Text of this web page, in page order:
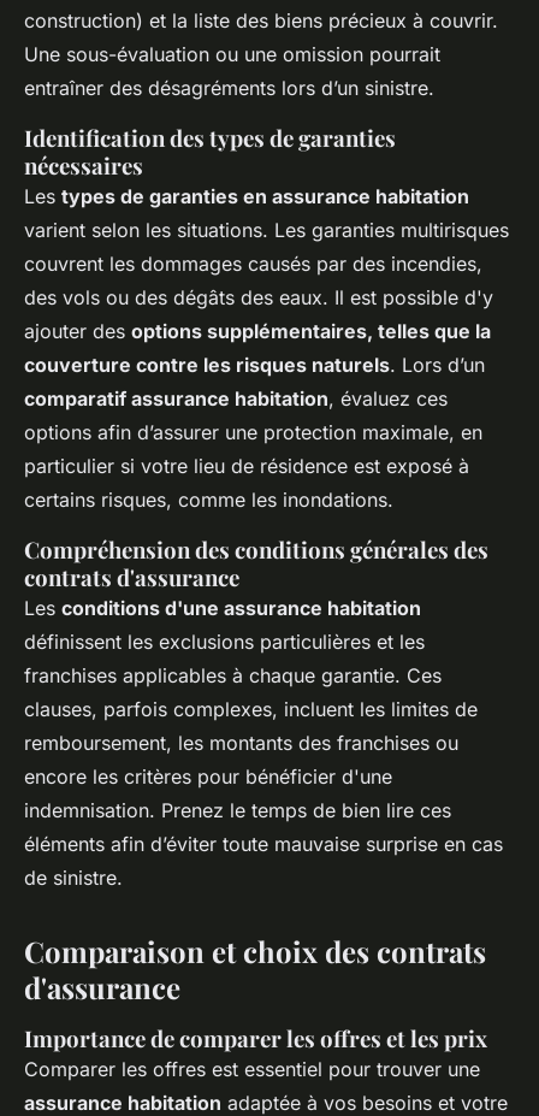
construction) et la liste des biens précieux à couvrir.
Une sous-évaluation ou une omission pourrait
entraîner des désagréments lors d’un sinistre.
Identification des types de garanties
nécessaires
Les types de garanties en assurance habitation
varient selon les situations. Les garanties multirisques
couvrent les dommages causés par des incendies,
des vols ou des dégâts des eaux. Il est possible d'y
ajouter des options supplémentaires, telles que la
couverture contre les risques naturels. Lors d’un
comparatif assurance habitation, évaluez ces
options afin d’assurer une protection maximale, en
particulier si votre lieu de résidence est exposé à
certains risques, comme les inondations.
Compréhension des conditions générales des
contrats d'assurance
Les conditions d'une assurance habitation
définissent les exclusions particulières et les
franchises applicables à chaque garantie. Ces
clauses, parfois complexes, incluent les limites de
remboursement, les montants des franchises ou
encore les critères pour bénéficier d'une
indemnisation. Prenez le temps de bien lire ces
éléments afin d’éviter toute mauvaise surprise en cas
de sinistre.
Comparaison et choix des contrats
d'assurance
Importance de comparer les offres et les prix
Comparer les offres est essentiel pour trouver une
assurance habitation adaptée à vos besoins et votre